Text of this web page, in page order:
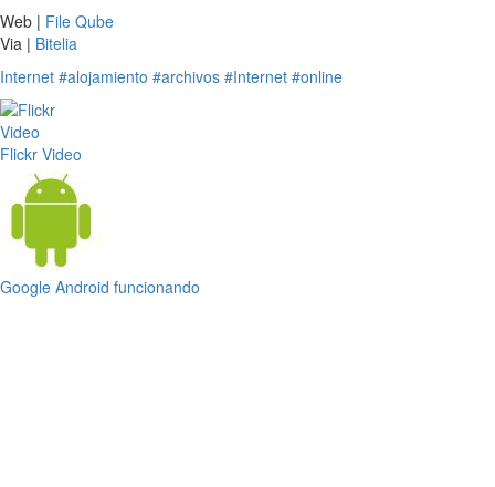
Web | File Qube
Via | Bitelia
Internet #alojamiento #archivos #Internet #online
Flickr Video
Google Android funcionando